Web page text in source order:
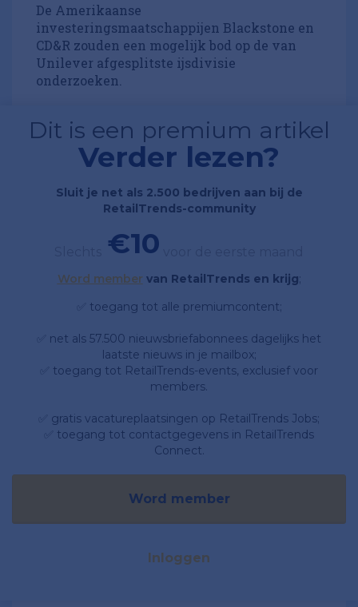
De Amerikaanse
investeringsmaatschappijen Blackstone en
CD&R zouden een mogelijk bod op de van
Unilever afgesplitste ijsdivisie
onderzoeken.
Dit is een premium artikel
Verder lezen?
Sluit je net als 2.500 bedrijven aan bij de
RetailTrends-community
€10
Word member van RetailTrends en krijg;
✅ toegang tot alle premiumcontent;
✅ net als 57.500 nieuwsbriefabonnees dagelijks het
laatste nieuws in je mailbox;
✅ toegang tot RetailTrends-events, exclusief voor
members.
✅ gratis vacatureplaatsingen op RetailTrends Jobs;
✅ toegang tot contactgegevens in RetailTrends
Connect.
Word member
Inloggen